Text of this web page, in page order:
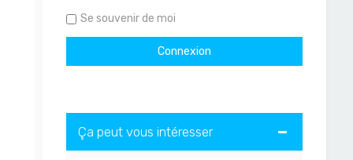
Se souvenir de moi
Ça peut vous intéresser